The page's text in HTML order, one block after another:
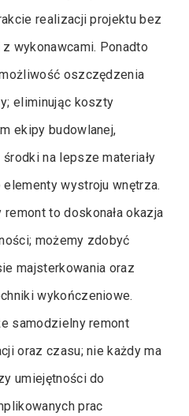
realizacji projektu bez
wykonawcami. Ponadto
oszczędzenia
eliminując koszty
ekipy budowlanej,
na lepsze materiały
wystroju wnętrza.
to doskonała okazja
możemy zdobyć
majsterkowania oraz
wykończeniowe.
samodzielny remont
oraz czasu; nie każdy ma
umiejętności do
prac